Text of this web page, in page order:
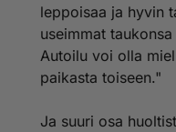
tauotettua. 2-3
pitkillä matkoilla pitää.
Autoilu voi olla
toiseen.
leppoisaa ja hyvin
useimmat
Autoilu voi olla
paikasta toiseen."
Ja suuri osa